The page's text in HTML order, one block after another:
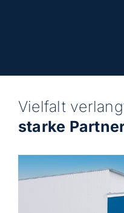
Vielfalt
starke